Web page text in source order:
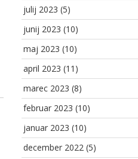
julij 2023 (5)
junij 2023 (10)
maj 2023 (10)
april 2023 (11)
marec 2023 (8)
februar 2023 (10)
januar 2023 (10)
december 2022 (5)